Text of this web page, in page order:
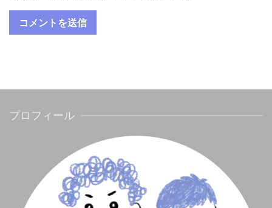
プロフィール